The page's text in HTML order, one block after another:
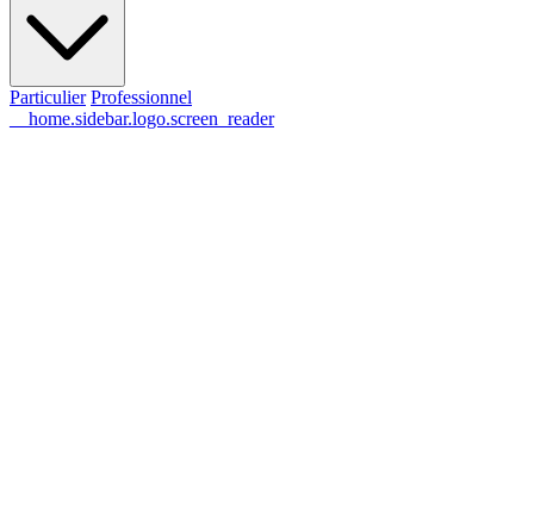
Particulier Professionnel
__home.sidebar.logo.screen_reader